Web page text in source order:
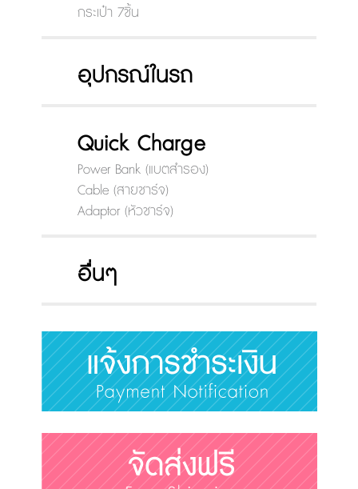
กระเป๋า 7ชิ้น
อุปกรณ์ในรถ
Quick Charge
Power Bank (แบตสำรอง)
Cable (สายชาร์จ)
Adaptor (หัวชาร์จ)
อื่นๆ